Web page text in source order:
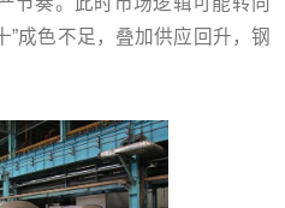
”成色不足，叠加供应回升，钢